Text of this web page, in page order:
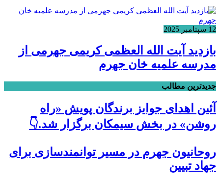
12 سپتامبر 2025
بازدید آیت الله العظمی کریمی جهرمی از
مدرسه علمیه خان جهرم
جدیدترین مطالب
آئین اهدای جوایز برندگان پویش «راه
روشن» در بخش سیمکان برگزار شد.👇
روحانیون جهرم در مسیر توانمندسازی برای
جهاد تبیین